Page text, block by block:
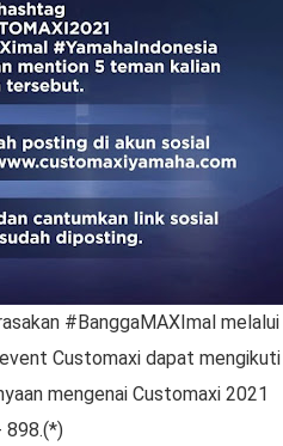
#BanggaMAXImal melalui
Customaxi dapat mengikuti
mengenai Customaxi 2021
898.(*)